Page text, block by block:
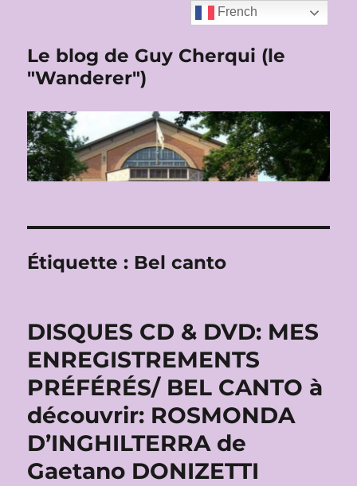
Le blog de Guy Cherqui (le
"Wanderer")
Étiquette : Bel canto
DISQUES CD & DVD: MES
ENREGISTREMENTS
PRÉFÉRÉS/ BEL CANTO à
découvrir: ROSMONDA
D’INGHILTERRA de
Gaetano DONIZETTI
French